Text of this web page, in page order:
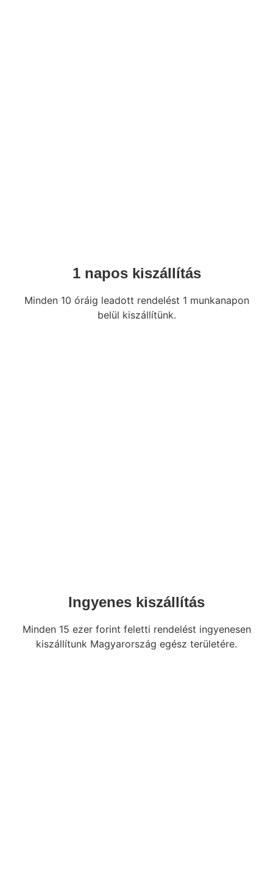
1 napos kiszállítás
Minden 10 óráig leadott rendelést 1 munkanapon
belül kiszállítünk.
Ingyenes kiszállítás
Minden 15 ezer forint feletti rendelést ingyenesen
kiszállítunk Magyarország egész területére.